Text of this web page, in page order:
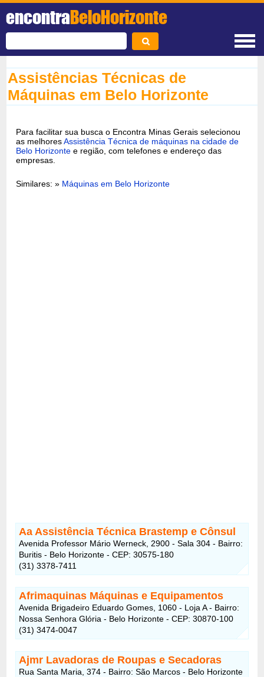
encontraBeloHorizonte
Assistências Técnicas de
Máquinas em Belo Horizonte
Para facilitar sua busca o Encontra Minas Gerais selecionou
as melhoresAssistência Técnica de máquinas na cidade de
Belo Horizonte e região, com telefones e endereço das
empresas.
Similares: » Máquinas em Belo Horizonte
Aa Assistência Técnica Brastemp e Cônsul
Avenida Professor Mário Werneck, 2900 - Sala 304 - Bairro:
Buritis - Belo Horizonte - CEP: 30575-180
(31) 3378-7411
Afrimaquinas Máquinas e Equipamentos
Avenida Brigadeiro Eduardo Gomes, 1060 - Loja A - Bairro:
Nossa Senhora Glória - Belo Horizonte - CEP: 30870-100
(31) 3474-0047
Ajmr Lavadoras de Roupas e Secadoras
Rua Santa Maria, 374 - Bairro: São Marcos - Belo Horizonte